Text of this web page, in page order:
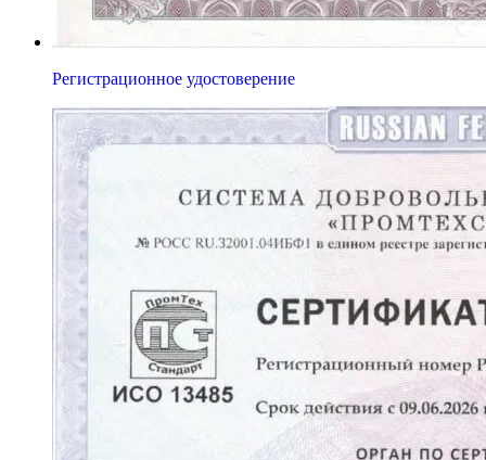
Регистрационное удостоверение